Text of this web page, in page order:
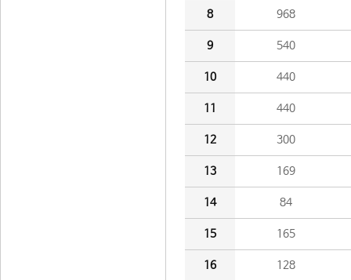
8 968
9 540
10 440
11 440
12 300
13 169
14 84
15 165
16 128